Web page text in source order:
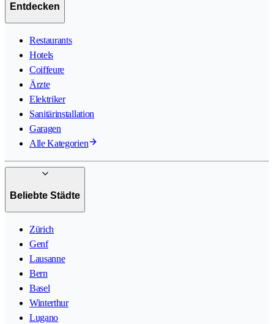
Entdecken
Restaurants
Hotels
Coiffeure
Ärzte
Elektriker
Sanitärinstallation
Garagen
Alle Kategorien
Beliebte Städte
Zürich
Genf
Lausanne
Bern
Basel
Winterthur
Lugano